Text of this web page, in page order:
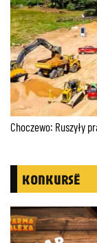
Choczewo: Ruszyły
KONKURSË